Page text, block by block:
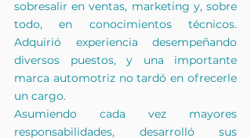
sobresalir en ventas, marketing y, sobre
todo, en conocimientos técnicos.
Adquirió experiencia desempeñando
diversos puestos, y una importante
marca automotriz no tardó en ofrecerle
un cargo.
Asumiendo cada vez mayores
responsabilidades, desarrolló sus